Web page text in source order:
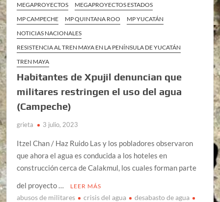
MEGAPROYECTOS
MEGAPROYECTOS ESTADOS
MP CAMPECHE
MP QUINTANA ROO
MP YUCATÁN
NOTICIAS NACIONALES
RESISTENCIA AL TREN MAYA EN LA PENÍNSULA DE YUCATÁN
TREN MAYA
Habitantes de Xpujil denuncian que
militares restringen el uso del agua
(Campeche)
grieta 3 julio, 2023
Itzel Chan / Haz Ruido Las y los pobladores observaron
que ahora el agua es conducida a los hoteles en
construcción cerca de Calakmul, los cuales forman parte
del proyecto …
LEER MÁS
abusos de militares crisis del agua
desabasto de agua